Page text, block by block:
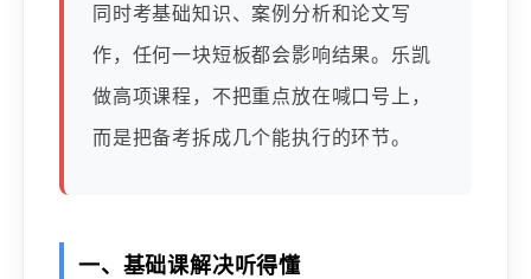
同时考基础知识、案例分析和论文写
作，任何一块短板都会影响结果。乐凯
做高项课程，不把重点放在喊口号上，
而是把备考拆成几个能执行的环节。
一、基础课解决听得懂